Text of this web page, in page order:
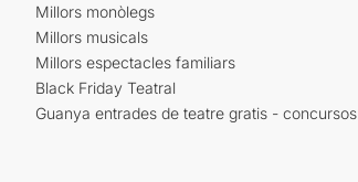
Millors monòlegs
Millors musicals
Millors espectacles familiars
Black Friday Teatral
Guanya entrades de teatre gratis - concursos